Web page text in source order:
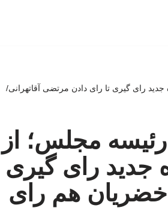
رای گیری تا رای دادن مرتضی آقاتهرانی/
مجلس؛ از
جدید رای گیری
خضریان هم رای